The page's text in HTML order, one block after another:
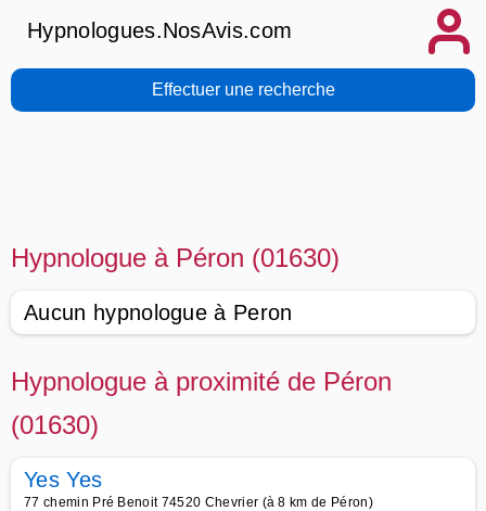
Hypnologues.NosAvis.com
Effectuer une recherche
Hypnologue à Péron (01630)
Aucun hypnologue à Peron
Hypnologue à proximité de Péron
(01630)
Yes Yes
77 chemin Pré Benoit 74520 Chevrier (à 8 km de Péron)